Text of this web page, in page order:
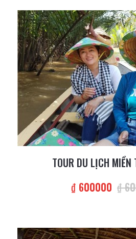
TOUR DU LỊCH MIỀN
₫ 600000 ₫